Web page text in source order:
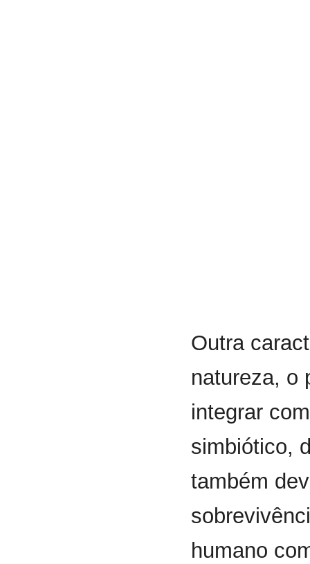
Outra
natureza, o
integrar
simbiótico,
também
humano